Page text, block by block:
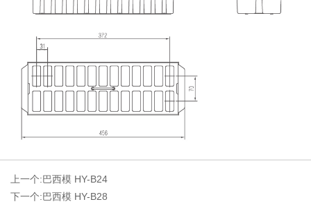
上一个:巴西模 HY-B24
下一个:巴西模 HY-B28